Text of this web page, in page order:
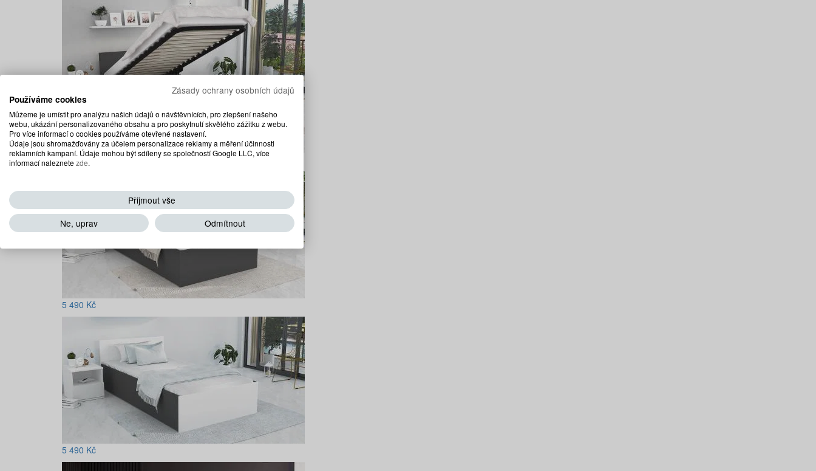
7 500Kč
5 490 Kč
5 490 Kč
Zásady ochrany osobních údajů
Používáme cookies
Můžeme je umístit pro analýzu našich údajů o návštěvnících, pro zlepšení našeho
webu, ukázání personalizovaného obsahu a pro poskytnutí skvělého zážitku z webu.
Pro více informací o cookies používáme otevřené nastavení.
Údaje jsou shromažďovány za účelem personalizace reklamy a měření účinnosti
reklamních kampaní. Údaje mohou být sdíleny se společností Google LLC, více
informací naleznetezde.
Přijmout vše
Ne, uprav
Odmítnout